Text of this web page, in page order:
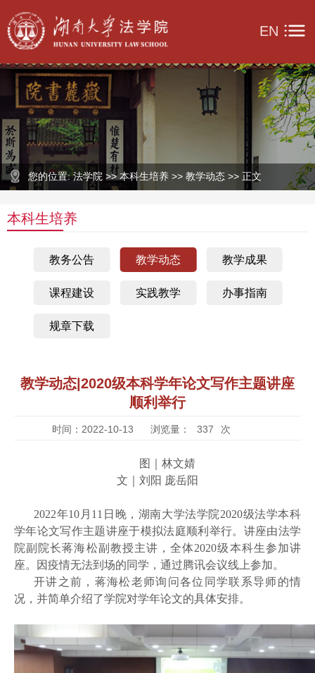
EN
您的位置: 法学院 >> 本科生培养 >> 教学动态 >> 正文
本科生培养
教务公告 教学动态 教学成果
课程建设 实践教学 办事指南
规章下载
教学动态|2020级本科学年论文写作主题讲座
顺利举行
时间：2022-10-13 浏览量： 337 次
图｜林文婧
文｜刘阳 庞岳阳
2022年10月11日晚，湖南大学法学院2020级法学本科
学年论文写作主题讲座于模拟法庭顺利举行。讲座由法学
院副院长蒋海松副教授主讲，全体2020级本科生参加讲
座。因疫情无法到场的同学，通过腾讯会议线上参加。
开讲之前，蒋海松老师询问各位同学联系导师的情
况，并简单介绍了学院对学年论文的具体安排。